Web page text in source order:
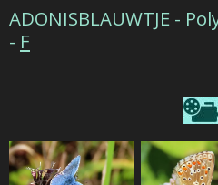
ADONISBLAUWTJE -
- F